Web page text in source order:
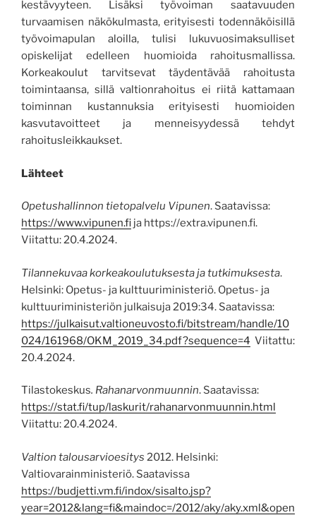
kestävyyteen. Lisäksi työvoiman saatavuuden
turvaamisen näkökulmasta, erityisesti todennäköisillä
työvoimapulan aloilla, tulisi lukuvuosimaksulliset
opiskelijat edelleen huomioida rahoitusmallissa.
Korkeakoulut tarvitsevat täydentävää rahoitusta
toimintaansa, sillä valtionrahoitus ei riitä kattamaan
toiminnan kustannuksia erityisesti huomioiden
kasvutavoitteet ja menneisyydessä tehdyt
rahoitusleikkaukset.
Lähteet
Opetushallinnon tietopalvelu Vipunen. Saatavissa:
https://www.vipunen.fi ja https://extra.vipunen.fi.
Viitattu: 20.4.2024.
Tilannekuvaa korkeakoulutuksesta ja tutkimuksesta.
Helsinki: Opetus- ja kulttuuriministeriö. Opetus- ja
kulttuuriministeriön julkaisuja 2019:34. Saatavissa:
https://julkaisut.valtioneuvosto.fi/bitstream/handle/10
024/161968/OKM_2019_34.pdf?sequence=4 Viitattu:
20.4.2024.
Tilastokeskus. Rahanarvonmuunnin. Saatavissa:
https://stat.fi/tup/laskurit/rahanarvonmuunnin.html
Viitattu: 20.4.2024.
Valtion talousarvioesitys 2012. Helsinki:
Valtiovarainministeriö. Saatavissa
https://budjetti.vm.fi/indox/sisalto.jsp?
year=2012&lang=fi&maindoc=/2012/aky/aky.xml&open